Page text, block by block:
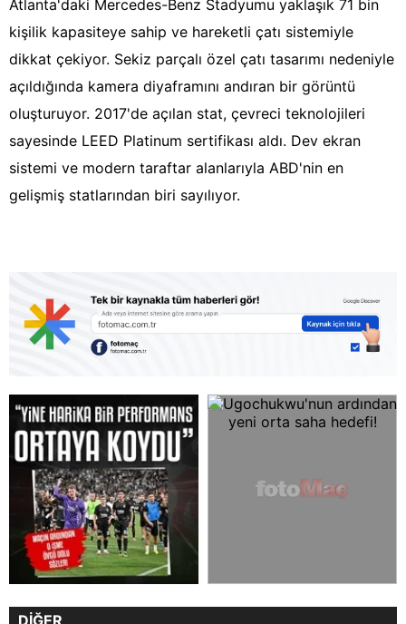
Atlanta'daki Mercedes-Benz Stadyumu yaklaşık 71 bin
kişilik kapasiteye sahip ve hareketli çatı sistemiyle
dikkat çekiyor. Sekiz parçalı özel çatı tasarımı nedeniyle
açıldığında kamera diyaframını andıran bir görüntü
oluşturuyor. 2017'de açılan stat, çevreci teknolojileri
sayesinde LEED Platinum sertifikası aldı. Dev ekran
sistemi ve modern taraftar alanlarıyla ABD'nin en
gelişmiş statlarından biri sayılıyor.